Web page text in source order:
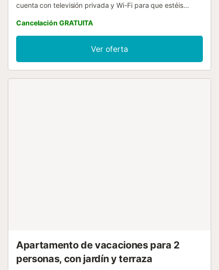
cuenta con televisión privada y Wi-Fi para que estéis
ascensor facilita el acceso al apartamento. Salid al balcón
privado, ideal para relajaros y disfrutar del entorno. No se
permiten eventos ni fiestas en la propiedad....
Cancelación GRATUITA
Ver oferta
Apartamento de vacaciones para 2
personas, con jardín y terraza